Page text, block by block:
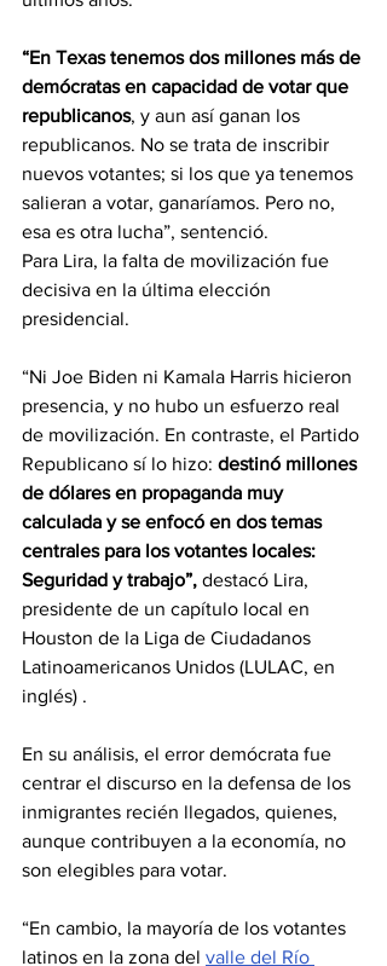
“En Texas tenemos dos millones más de
demócratas en capacidad de votar que
republicanos, y aun así ganan los
republicanos. No se trata de inscribir
nuevos votantes; si los que ya tenemos
salieran a votar, ganaríamos. Pero no,
esa es otra lucha”, sentenció.
Para Lira, la falta de movilización fue
decisiva en la última elección
presidencial.
“Ni Joe Biden ni Kamala Harris hicieron
presencia, y no hubo un esfuerzo real
de movilización. En contraste, el Partido
Republicano sí lo hizo: destinó millones
de dólares en propaganda muy
calculada y se enfocó en dos temas
centrales para los votantes locales:
Seguridad y trabajo”, destacó Lira,
presidente de un capítulo local en
Houston de la Liga de Ciudadanos
Latinoamericanos Unidos (LULAC, en
inglés) .
En su análisis, el error demócrata fue
centrar el discurso en la defensa de los
inmigrantes recién llegados, quienes,
aunque contribuyen a la economía, no
son elegibles para votar.
“En cambio, la mayoría de los votantes
latinos en la zona del valle del Río